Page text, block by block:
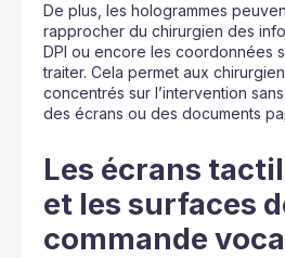
De plus, les hologrammes
rapprocher du chirurgien des
DPI ou encore les coordonnées
traiter. Cela permet aux
concentrés sur l’intervention
des écrans ou des documents
Les écrans
et les surfaces
commande